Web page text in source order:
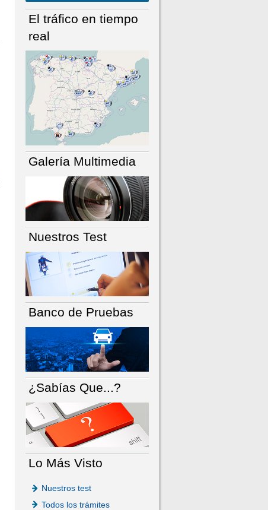
El tráfico en tiempo
real
Galería Multimedia
Nuestros Test
Banco de Pruebas
¿Sabías Que...?
Lo Más Visto
Nuestros test
Todos los trámites